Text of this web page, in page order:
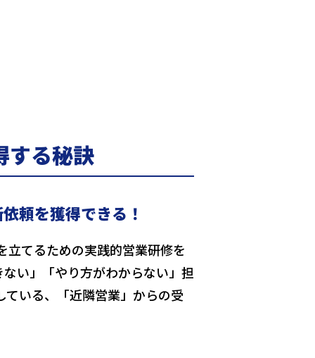
する秘訣
頼を獲得できる！
立てるための実践的営業研修を
い」「やり方がわからない」担
いる、「近隣営業」からの受